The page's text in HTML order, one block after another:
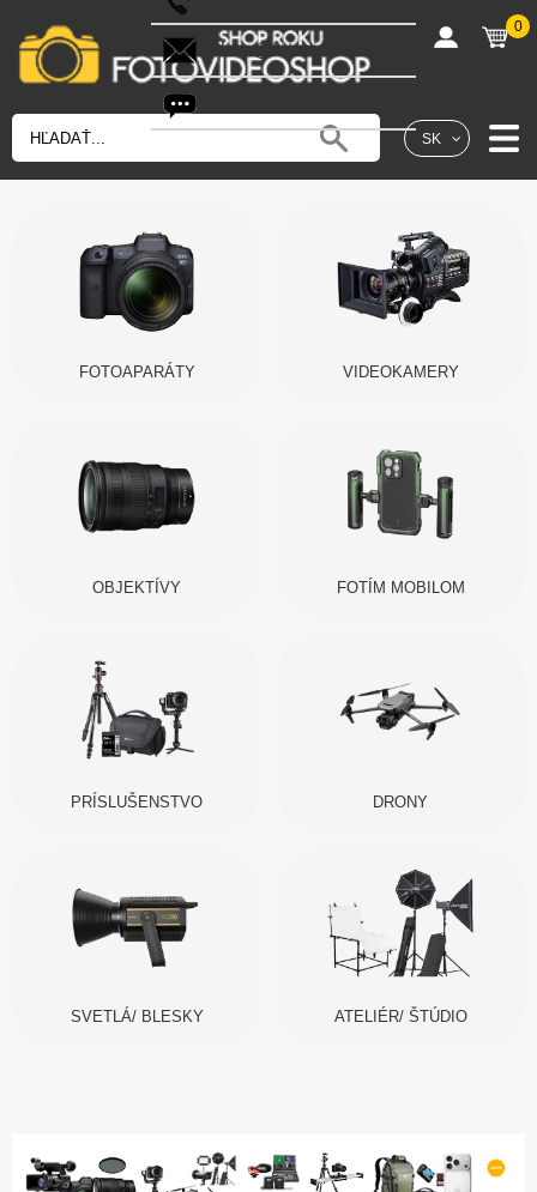
SK
shop@fotovideoshop.sk
0
FOTOAPARÁTY VIDEOKAMERY
OBJEKTÍVY FOTÍM MOBILOM
PRÍSLUŠENSTVO DRONY
SVETLÁ/ BLESKY ATELIÉR/ ŠTÚDIO